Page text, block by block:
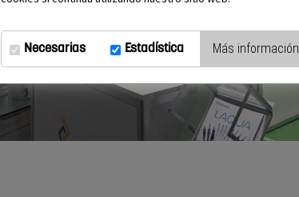
Necesarias Estadística Más información